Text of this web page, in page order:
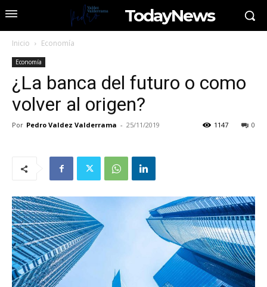
TodayNews
Inicio Economía
Economía
¿La banca del futuro o como
volver al origen?
Por Pedro Valdez Valderrama - 25/11/2019 0
1147